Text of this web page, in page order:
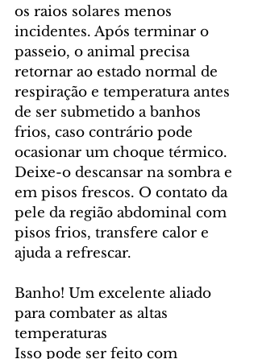
os raios solares menos
incidentes. Após terminar o
passeio, o animal precisa
retornar ao estado normal de
respiração e temperatura antes
de ser submetido a banhos
frios, caso contrário pode
ocasionar um choque térmico.
Deixe-o descansar na sombra e
em pisos frescos. O contato da
pele da região abdominal com
pisos frios, transfere calor e
ajuda a refrescar.
Banho! Um excelente aliado
para combater as altas
temperaturas
Isso pode ser feito com